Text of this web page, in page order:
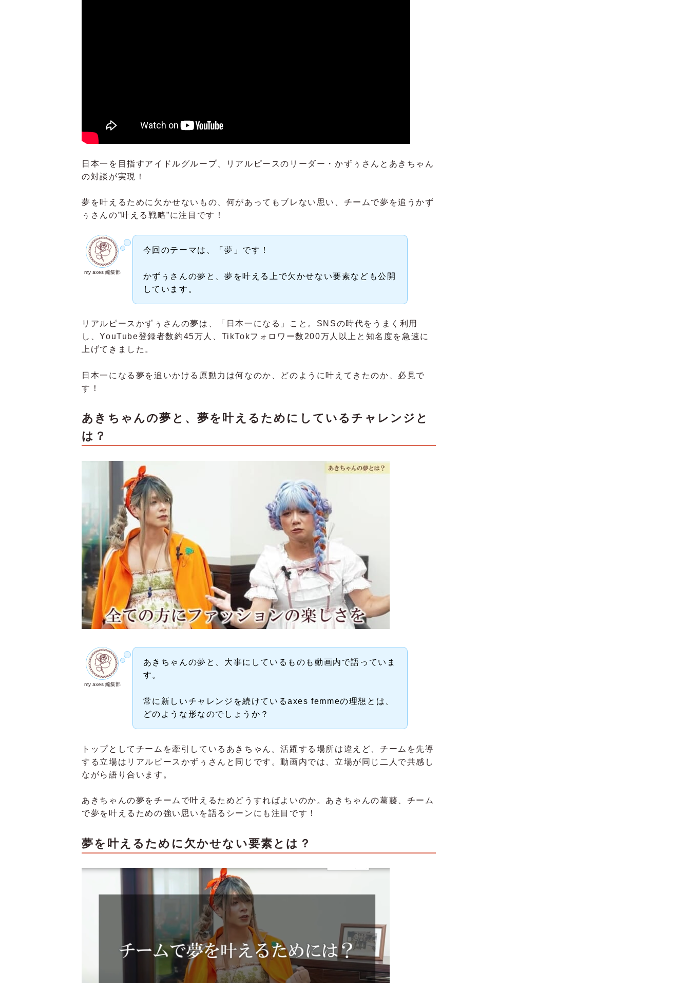
日本一を目指すアイドルグループ、リアルピースのリーダー・かずぅさんとあきちゃん
の対談が実現！
夢を叶えるために欠かせないもの、何があってもブレない思い、チームで夢を追うかず
ぅさんの”叶える戦略”に注目です！
my axes 編集部
今回のテーマは、「夢」です！
かずぅさんの夢と、夢を叶える上で欠かせない要素なども公開
しています。
リアルピースかずぅさんの夢は、「日本一になる」こと。SNSの時代をうまく利用
し、YouTube登録者数約45万人、TikTokフォロワー数200万人以上と知名度を急速に
上げてきました。
日本一になる夢を追いかける原動力は何なのか、どのように叶えてきたのか、必見で
す！
あきちゃんの夢と、夢を叶えるためにしているチャレンジと
は？
my axes 編集部
あきちゃんの夢と、大事にしているものも動画内で語っていま
す。
常に新しいチャレンジを続けているaxes femmeの理想とは、
どのような形なのでしょうか？
トップとしてチームを牽引しているあきちゃん。活躍する場所は違えど、チームを先導
する立場はリアルピースかずぅさんと同じです。動画内では、立場が同じ二人で共感し
ながら語り合います。
あきちゃんの夢をチームで叶えるためどうすればよいのか。あきちゃんの葛藤、チーム
で夢を叶えるための強い思いを語るシーンにも注目です！
夢を叶えるために欠かせない要素とは？